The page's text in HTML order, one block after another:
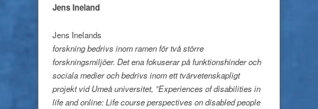
Jens Ineland
Jens Inelands
forskning bedrivs inom ramen för två större
forskningsmiljöer. Det ena fokuserar på funktionshinder och
sociala medier och bedrivs inom ett tvärvetenskapligt
projekt vid Umeå universitet, ”Experiences of disabilities in
life and online: Life course perspectives on disabled people